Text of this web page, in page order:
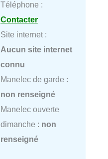
Téléphone :
Contacter
Site internet :
Aucun site internet
connu
Manelec de garde :
non renseigné
Manelec ouverte
dimanche : non
renseigné